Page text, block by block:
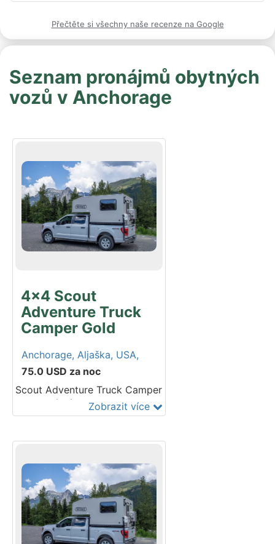
Přečtěte si všechny naše recenze na Google
Seznam pronájmů obytných
vozů v Anchorage
4x4 Scout
Adventure Truck
Camper Gold
Anchorage, Aljaška, USA,
75.0 USD za noc
Scout Adventure Truck Camper
je obytná nástavba
namontovaná na korbě vozu s
všestranný truck camper je
outdoorové nadšence – ideální
pro kempování mimo civilizaci
(boondocking). Naše 4x4
Scout Adventure Truck
Campery jsou vybaveny vším
potřebným pro dobrodružství
Zobrazit více